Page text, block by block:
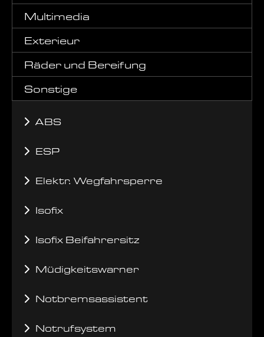
Multimedia
Exterieur
Räder und Bereifung
Sonstige
ABS
ESP
Elektr. Wegfahrsperre
Isofix
Isofix Beifahrersitz
Müdigkeitswarner
Notbremsassistent
Notrufsystem